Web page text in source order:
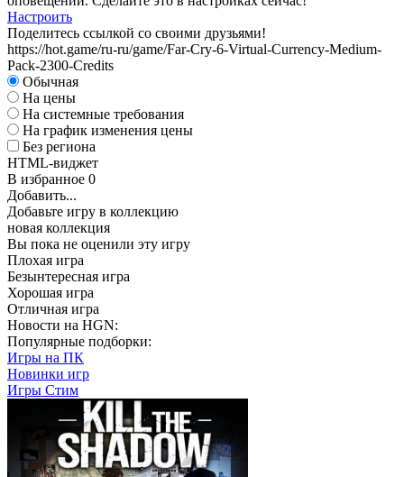
Настроить
Поделитесь ссылкой со своими друзьями!
https://hot.game/ru-ru/game/Far-Cry-6-Virtual-Currency-Medium-
Pack-2300-Credits
Обычная
На цены
На системные требования
На график изменения цены
Без региона
HTML-виджет
В избранное 0
Добавить...
Добавьте игру в коллекцию
новая коллекция
Вы пока не оценили эту игру
Плохая игра
Безынтересная игра
Хорошая игра
Отличная игра
Новости на HGN:
Популярные подборки:
Игры на ПК
Новинки игр
Игры Стим